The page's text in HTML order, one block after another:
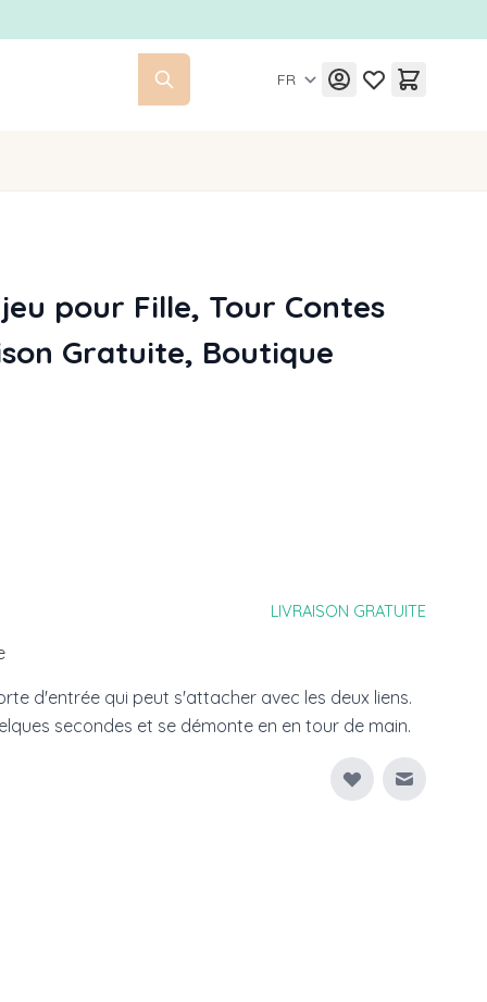
FR
pour Fille, Tour Contes
Gratuite, Boutique
LIVRAISON GRATUITE
d'entrée qui peut s'attacher avec les deux liens.
secondes et se démonte en en tour de main.
Envoyer